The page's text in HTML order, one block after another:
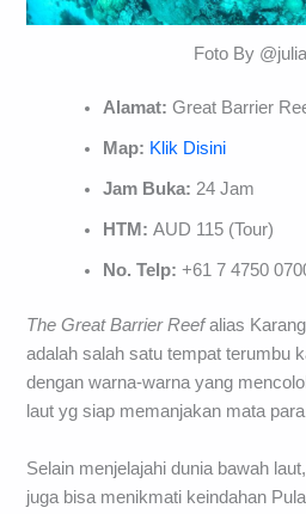
Foto By
Alamat:Great Barrier
Map: Klik Disini
Jam Buka:24 Jam
HTM:AUD 115 (Tour)
No. Telp:+61 7 4750
The Great Barrier Reefalias
adalah salah satu tempat terumbu
dengan warna-warna yang
laut yg siap memanjakan mata
Selain menjelajahi dunia bawah
juga bisa menikmati keindahan